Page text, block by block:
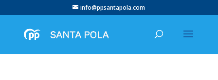
info@ppsantapola.com